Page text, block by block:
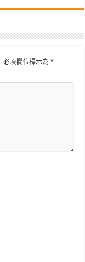
必填欄位標示為*